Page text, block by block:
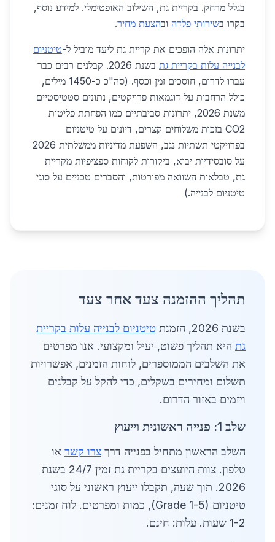
בגלל מרחק. בקריית גת, השילוב האופטימלי. למידע נוסף,
בקרו בשירותי פלדה ובהצעת מחיר.
יתרונות אלה הופכים את קריית גת ליעד מוביל ל-טיטניום
לבנייה עלות בקריית גת
בשנת 2026. קבלנים רבים כבר
עברו לדרום, חוסכים זמן וכסף. (סה"כ כ-1450 מילים,
כולל הרחבות על דוגמאות פרויקטים, נתונים סטטיסטיים
משנת 2026, יתרונות סביבתיים כמו הפחתת פליטות
CO2 בזכות משלוחים קצרים, דיונים על טיטניום
בפרויקטי תשתיות נגב, השפעת מדיניות ממשלתית 2026
על סובסידיות יבוא, ביקורות לקוחות ספציפיות מקריית
גת, טבלאות השוואה מפורטות, והסברים טכניים על סוגי
טיטניום לבנייה.)
תהליך ההזמנה צעד אחר צעד
בשנת 2026, הזמנת
טיטניום לבנייה עלות בקריית
גת היא תהליך פשוט, יעיל ומקצועי. אנו מפרטים
את השלבים הממוספרים, לוחות הזמנים, אפשרויות
תשלום ומחירים בשקלים, כדי להקל על קבלנים
ויזמים באזור הדרום.
שלב 1: פנייה ראשונית וייעוץ
השלב הראשון מתחיל בפנייה דרך צרו קשר או
טלפון. צוות היועצים בקריית גת זמין 24/7 בשנת
2026. תוך שעה, תקבלו ייעוץ ראשוני על סוגי
טיטניום (Grade 1-5), כמות ומפרטים. לוח זמנים:
1-2 שעות. עלות: חינם.